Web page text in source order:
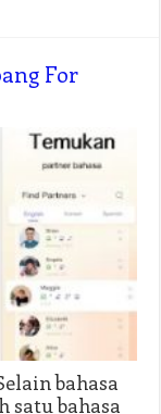
For
bahasa
satu bahasa